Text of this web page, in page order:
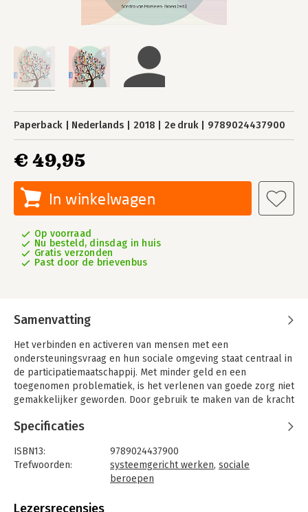
Paperback Nederlands 2018 2e druk 9789024437900
€ 49,95
In winkelwagen
Op voorraad
Nu besteld, dinsdag in huis
Gratis verzonden
Past door de brievenbus
Samenvatting
Het verbinden en activeren van mensen met een
ondersteuningsvraag en hun sociale omgeving staat centraal in
de participatiemaatschappij. Met minder geld en een
toegenomen problematiek, is het verlenen van goede zorg niet
gemakkelijker geworden. Door gebruik te maken van de kracht
efficiënte en effectieve manier ondersteuning te geven. In dit
Systeemgericht werken brengt een andere manier van kijken
met zich mee. Je richt je niet op mogelijke oorzaken, maar kijkt
situatie namelijk op hun eigen manier. Bij een systeemgerichte
Specificaties
ISBN13:
9789024437900
Trefwoorden:
systeemgericht werken, sociale
beroepen
Bindwijze:
Lezersrecensies